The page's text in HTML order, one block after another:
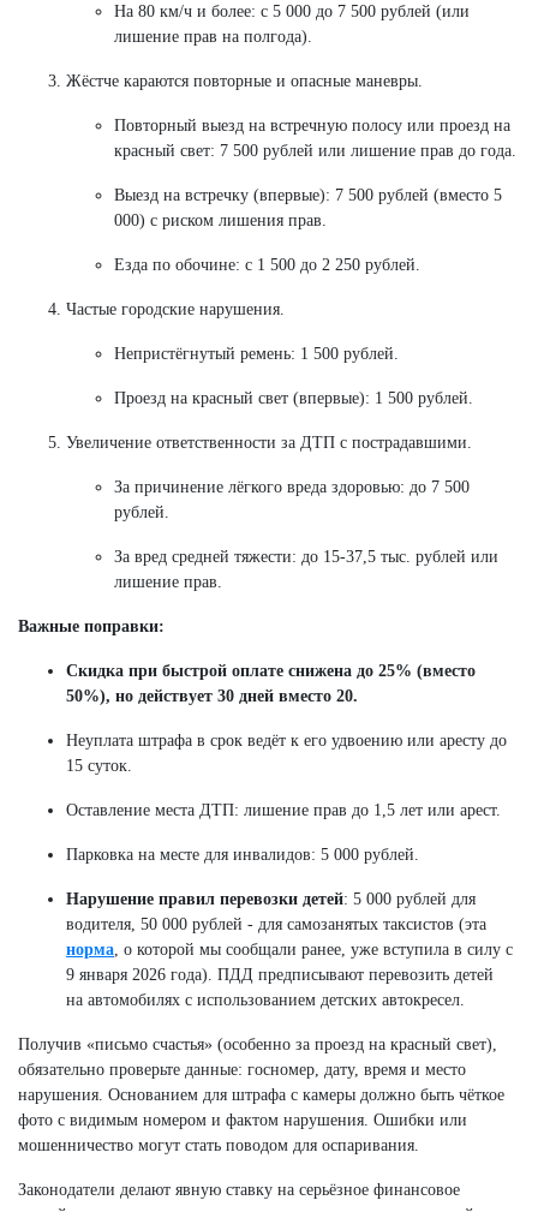
На 80 км/ч и более: с 5 000 до 7 500 рублей (или
лишение прав на полгода).
Жёстче караются повторные и опасные маневры.
Повторный выезд на встречную полосу или проезд на
красный свет: 7 500 рублей или лишение прав до года.
Выезд на встречку (впервые): 7 500 рублей (вместо 5
000) с риском лишения прав.
Езда по обочине: с 1 500 до 2 250 рублей.
Частые городские нарушения.
Непристёгнутый ремень: 1 500 рублей.
Проезд на красный свет (впервые): 1 500 рублей.
Увеличение ответственности за ДТП с пострадавшими.
За причинение лёгкого вреда здоровью: до 7 500
рублей.
За вред средней тяжести: до 15-37,5 тыс. рублей или
лишение прав.
Важные поправки:
Скидка при быстрой оплате снижена до 25% (вместо
50%), но действует 30 дней вместо 20.
Неуплата штрафа в срок ведёт к его удвоению или аресту до
15 суток.
Оставление места ДТП: лишение прав до 1,5 лет или арест.
Парковка на месте для инвалидов: 5 000 рублей.
Нарушение правил перевозки детей: 5 000 рублей для
водителя, 50 000 рублей - для самозанятых таксистов (эта
норма , о которой мы сообщали ранее, уже вступила в силу с
9 января 2026 года). ПДД предписывают перевозить детей
на автомобилях с использованием детских автокресел.
Получив «письмо счастья» (особенно за проезд на красный свет),
обязательно проверьте данные: госномер, дату, время и место
нарушения. Основанием для штрафа с камеры должно быть чёткое
фото с видимым номером и фактом нарушения. Ошибки или
мошенничество могут стать поводом для оспаривания.
Законодатели делают явную ставку на серьёзное финансовое